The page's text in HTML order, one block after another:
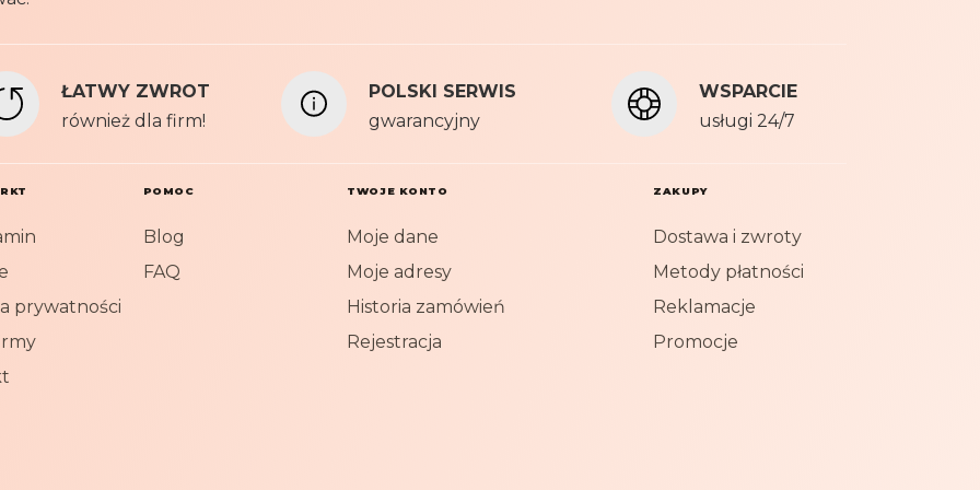
z
a
ŁATWY ZWROT
również dla firm!
POLSKI SERWIS
gwarancyjny
WSPARCIE
usługi 24/7
prywatności
POMOC
Blog
FAQ
TWOJE KONTO
Moje dane
Moje adresy
Historia zamówień
Rejestracja
ZAKUPY
Dostawa i zwroty
Metody płatności
Reklamacje
Promocje